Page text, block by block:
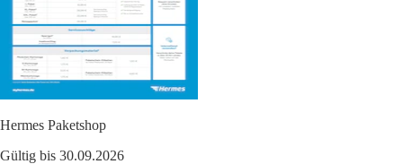
Hermes Paketshop
Gültig bis 30.09.2026